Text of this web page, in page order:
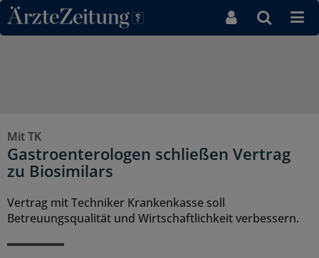
Direkt zum Inhaltsbereich
Mit TK
Gastroenterologen schließen Vertrag
zu Biosimilars
Vertrag mit Techniker Krankenkasse soll
Betreuungsqualität und Wirtschaftlichkeit verbessern.